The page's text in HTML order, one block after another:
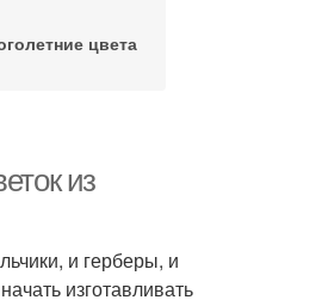
цвета
из
и герберы, и
изготавливать